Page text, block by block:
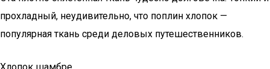
прохладный, неудивительно, что поплин хлопок —
популярная ткань среди деловых путешественников.